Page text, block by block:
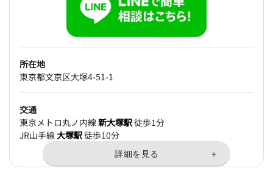
所在地
東京都文京区大塚4-51-1
交通
東京メトロ丸ノ内線新大塚駅徒歩1分
JR山手線大塚駅徒歩10分